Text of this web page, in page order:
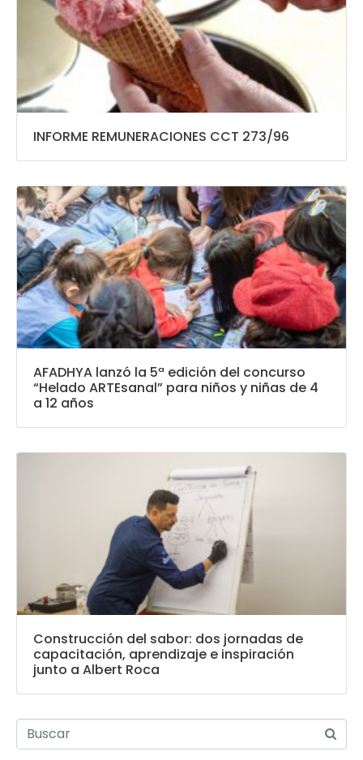
INFORME REMUNERACIONES CCT 273/96
AFADHYA lanzó la 5ª edición del concurso
“Helado ARTEsanal” para niños y niñas de 4
a 12 años
Construcción del sabor: dos jornadas de
capacitación, aprendizaje e inspiración
junto a Albert Roca